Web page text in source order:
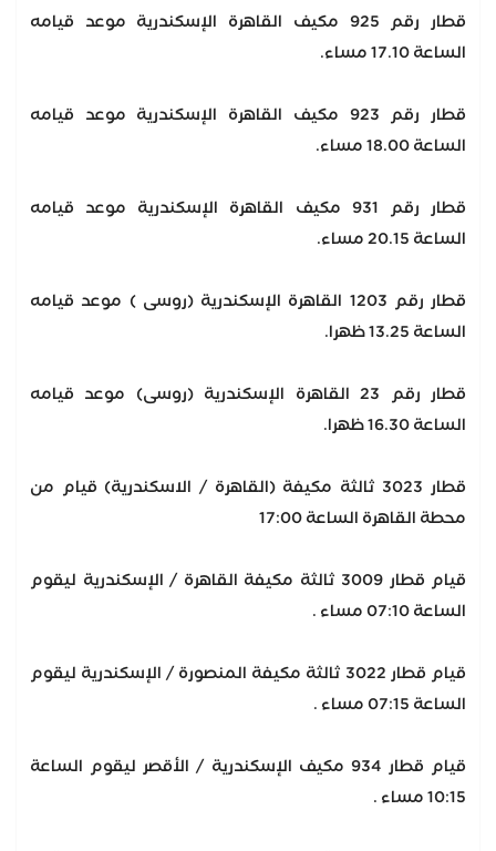
قطار رقم 925 مكيف القاهرة الإسكندرية موعد قيامه
الساعة 17.10 مساء.
قطار رقم 923 مكيف القاهرة الإسكندرية موعد قيامه
الساعة 18.00 مساء.
قطار رقم 931 مكيف القاهرة الإسكندرية موعد قيامه
الساعة 20.15 مساء.
قطار رقم 1203 القاهرة الإسكندرية (روسى ) موعد قيامه
الساعة 13.25 ظهرا.
قطار رقم 23 القاهرة الإسكندرية (روسى) موعد قيامه
الساعة 16.30 ظهرا.
قطار 3023 ثالثة مكيفة (القاهرة / الاسكندرية) قيام من
محطة القاهرة الساعة 17:00
قيام قطار 3009 ثالثة مكيفة القاهرة / الإسكندرية ليقوم
الساعة 07:10 مساء .
قيام قطار 3022 ثالثة مكيفة المنصورة / الإسكندرية ليقوم
الساعة 07:15 مساء .
قيام قطار 934 مكيف الإسكندرية / الأقصر ليقوم الساعة
10:15 مساء .